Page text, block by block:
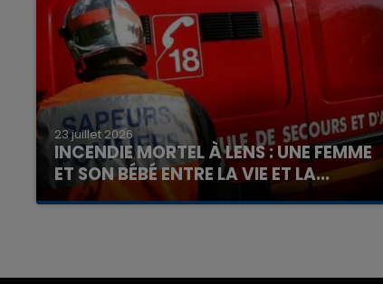
23 juillet 2026
INCENDIE MORTEL À LENS : UNE FEMME
ET SON BÉBÉ ENTRE LA VIE ET LA...
Un homme s'est immolé par le feu après avoir
La Team du Week-end